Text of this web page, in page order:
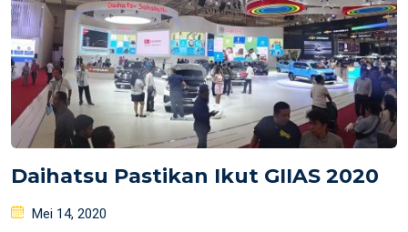
Daihatsu Pastikan Ikut GIIAS 2020
Posted
Mei 14, 2020